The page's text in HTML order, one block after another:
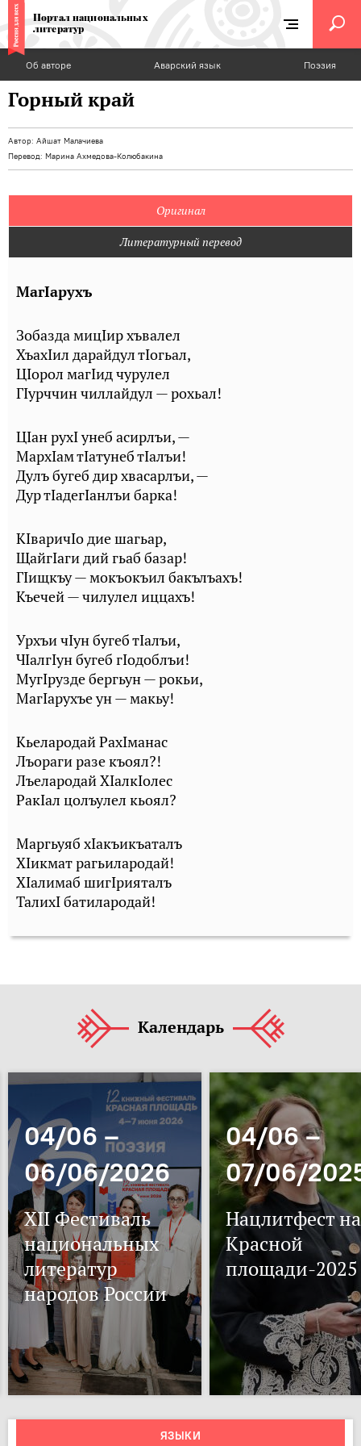
Портал национальных
литератур
Об авторе Аварский язык Поэзия
Горный край
Автор: Айшат Малачиева
Перевод: Марина Ахмедова-Колюбакина
Оригинал
Литературный перевод
МагIарухъ
Зобазда мицIир хъвалел
ХъахIил дарайдул тIогьал,
ЦIорол магIид чурулел
ГIурччин чиллайдул — рохьал!
ЦIан рухI унеб асирлъи, —
МархIам тIатунеб тIалъи!
Дулъ бугеб дир хвасарлъи, —
Дур тIадегIанлъи барка!
КIваричIо дие шагьар,
ЩайгIаги дий гьаб базар!
ГIищкъу — мокъокъил бакълъахъ!
Къечей — чилулел иццахъ!
Урхъи чIун бугеб тIалъи,
ЧIалгIун бугеб гIодоблъи!
МугIрузде бергьун — рокьи,
МагIарухъе ун — макьу!
Кьелародай РахIманас
Лъораги разе къоял?!
Лъелародай ХIалкIолес
РакIал цолъулел кьоял?
Маргьуяб хIакъикъаталъ
ХIикмат рагьилародай!
ХIалимаб шигIрияталъ
ТалихI батилародай!
Календарь
04/06 –
06/06/2026
XII Фестиваль
национальных
литератур
народов России
04/06 –
07/06/
Нацлитфест на
Красной
площади-2025
ЯЗЫКИ